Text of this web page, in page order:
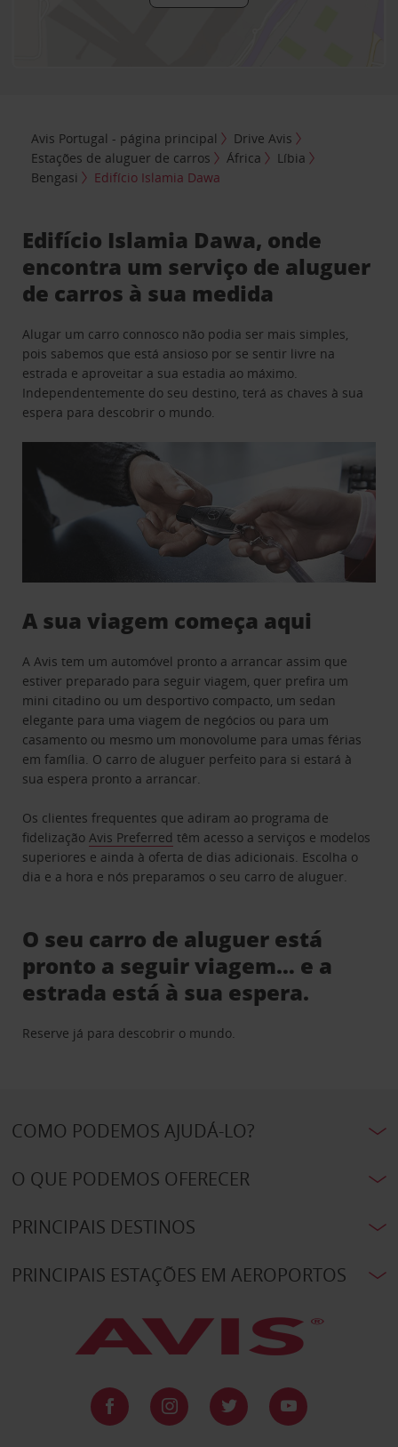
Avis Portugal - página principal
Drive Avis
Estações de aluguer de carros
África
Líbia
Bengasi
Edifício Islamia Dawa
Edifício Islamia Dawa, onde
encontra um serviço de aluguer
de carros à sua medida
Alugar um carro connosco não podia ser mais simples,
pois sabemos que está ansioso por se sentir livre na
estrada e aproveitar a sua estadia ao máximo.
Independentemente do seu destino, terá as chaves à sua
espera para descobrir o mundo.
A sua viagem começa aqui
A Avis tem um automóvel pronto a arrancar assim que
estiver preparado para seguir viagem, quer prefira um
mini citadino ou um desportivo compacto, um sedan
elegante para uma viagem de negócios ou para um
casamento ou mesmo um monovolume para umas férias
em família. O carro de aluguer perfeito para si estará à
sua espera pronto a arrancar.
Os clientes frequentes que adiram ao programa de
fidelizaçãoAvis Preferred têm acesso a serviços e modelos
superiores e ainda à oferta de dias adicionais. Escolha o
dia e a hora e nós preparamos o seu carro de aluguer.
O seu carro de aluguer está
pronto a seguir viagem… e a
estrada está à sua espera.
Reserve já para descobrir o mundo.
COMO PODEMOS AJUDÁ-LO?
O QUE PODEMOS OFERECER
PRINCIPAIS DESTINOS
PRINCIPAIS ESTAÇÕES EM AEROPORTOS